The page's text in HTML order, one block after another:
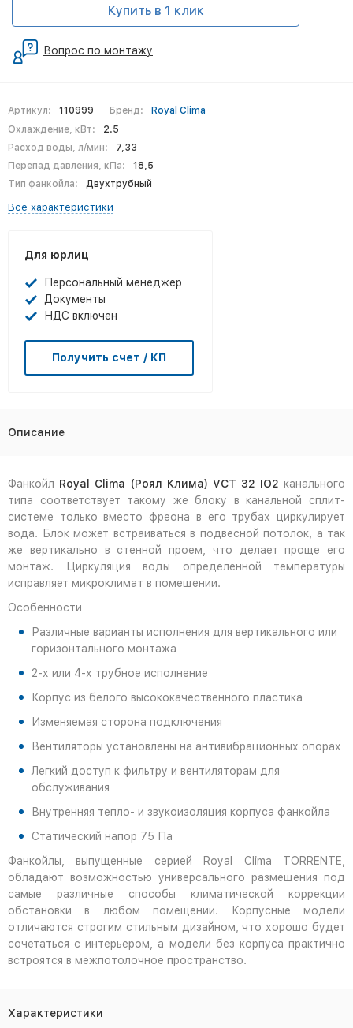
Артикул: 110999 Бренд:
Royal Clima
Охлаждение, кВт:
2.5
Расход воды, л/мин:
7,33
Перепад давления, кПа:
18,5
Тип фанкойла:
Двухтрубный
Все характеристики
Для юрлиц
Персональный менеджер
Документы
НДС включен
Получить счет / КП
Купить в 1 клик
Вопрос по монтажу
Описание
Фанкойл Royal Clima (Роял Клима) VCT 32 IO2 канального
типа соответствует такому же блоку в канальной сплит-
системе только вместо фреона в его трубах циркулирует
вода. Блок может встраиваться в подвесной потолок, а так
же вертикально в стенной проем, что делает проще его
монтаж. Циркуляция воды определенной температуры
исправляет микроклимат в помещении.
Особенности
Различные варианты исполнения для вертикального или
горизонтального монтажа
2-х или 4-х трубное исполнение
Корпус из белого высококачественного пластика
Изменяемая сторона подключения
Вентиляторы установлены на антивибрационных опорах
Легкий доступ к фильтру и вентиляторам для
обслуживания
Внутренняя тепло- и звукоизоляция корпуса фанкойла
Статический напор 75 Па
Фанкойлы, выпущенные серией Royal Clima TORRENTE,
обладают возможностью универсального размещения под
самые различные способы климатической коррекции
обстановки в любом помещении. Корпусные модели
отличаются строгим стильным дизайном, что хорошо будет
сочетаться с интерьером, а модели без корпуса практично
встроятся в межпотолочное пространство.
Характеристики